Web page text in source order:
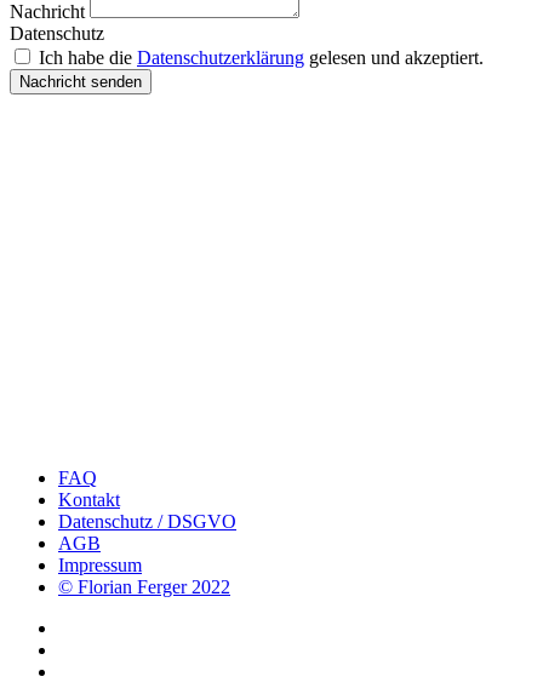
Nachricht
Datenschutz
Ich habe die Datenschutzerklärung gelesen und akzeptiert.
Nachricht senden
FAQ
Kontakt
Datenschutz / DSGVO
AGB
Impressum
© Florian Ferger 2022